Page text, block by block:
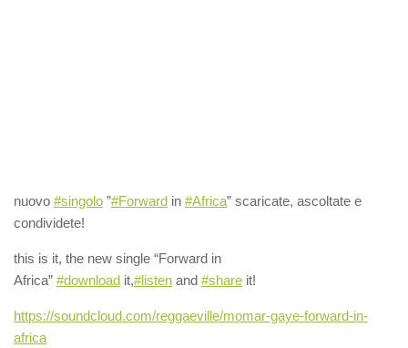
nuovo #singolo ”#Forward in #Africa” scaricate, ascoltate e
condividete!
this is it, the new single “Forward in
Africa” #download it,#listen and #share it!
https://soundcloud.com/reggaeville/momar-gaye-forward-in-
africa